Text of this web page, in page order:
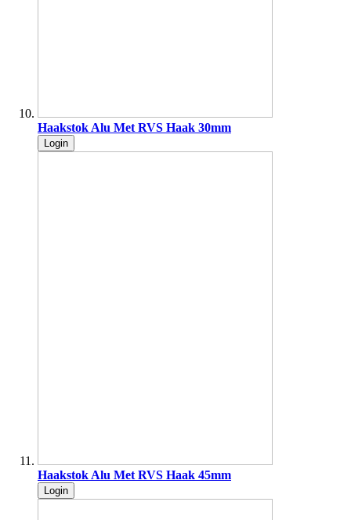
Haakstok Alu Met RVS Haak 30mm
Login
Haakstok Alu Met RVS Haak 45mm
Login